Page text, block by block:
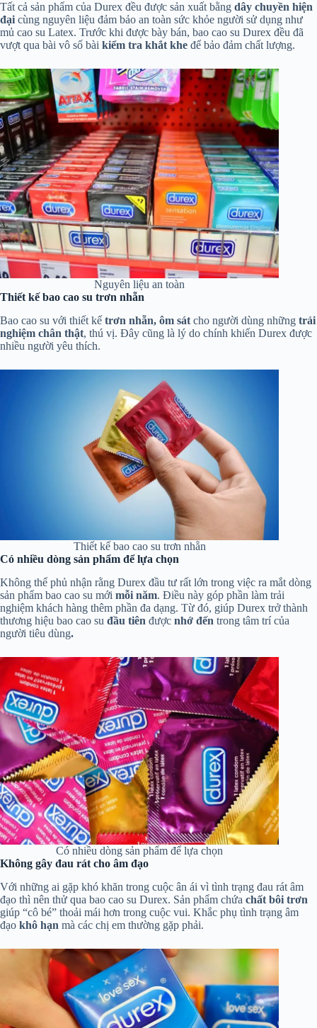
Tất cả sản phẩm của Durex đều được sản xuất bằng dây chuyền hiện
đại cùng nguyên liệu đảm bảo an toàn sức khỏe người sử dụng như
mủ cao su Latex. Trước khi được bày bán, bao cao su Durex đều đã
vượt qua bài vô số bài kiểm tra khắt khe để bảo đảm chất lượng.
Nguyên liệu an toàn
Thiết kế bao cao su trơn nhẵn
Bao cao su với thiết kế trơn nhẵn, ôm sát cho người dùng những trải
nghiệm chân thật, thú vị. Đây cũng là lý do chính khiến Durex được
nhiều người yêu thích.
Thiết kế bao cao su trơn nhẵn
Có nhiều dòng sản phẩm để lựa chọn
Không thể phủ nhận rằng Durex đầu tư rất lớn trong việc ra mắt dòng
sản phẩm bao cao su mới mỗi năm. Điều này góp phần làm trải
nghiệm khách hàng thêm phần đa dạng. Từ đó, giúp Durex trở thành
thương hiệu bao cao su đầu tiên được nhớ đến trong tâm trí của
người tiêu dùng.
Có nhiều dòng sản phẩm để lựa chọn
Không gây đau rát cho âm đạo
Với những ai gặp khó khăn trong cuộc ân ái vì tình trạng đau rát âm
đạo thì nên thử qua bao cao su Durex. Sản phẩm chứa chất bôi trơn
giúp “cô bé” thoải mái hơn trong cuộc vui. Khắc phụ tình trạng âm
đạo khô hạn mà các chị em thường gặp phải.